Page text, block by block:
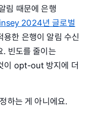
림 때문에 은행
2024년 글로벌
용한 은행이 알림 수신
. 빈도를 줄이는
이 opt-out 방지에 더
하는 게 아니에요.